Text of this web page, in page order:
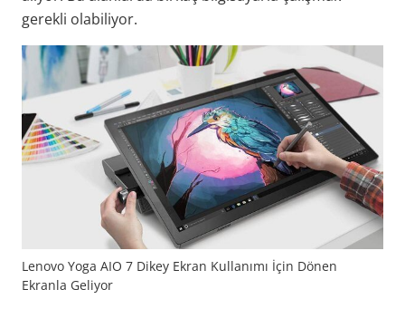
gerekli olabiliyor.
Lenovo Yoga AIO 7 Dikey Ekran Kullanımı İçin Dönen
Ekranla Geliyor